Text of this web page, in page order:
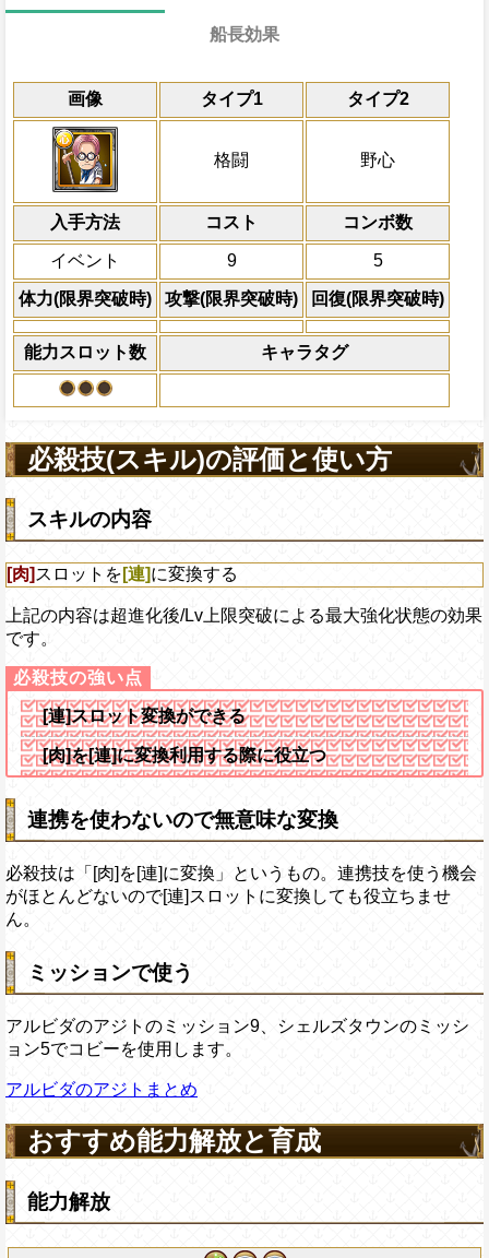
画像 タイプ1 タイプ2
格闘 野心
入手方法 コスト コンボ数
イベント 9 5
体力(限界突破時) 攻撃(限界突破時) 回復(限界突破時)
能力スロット数 キャラタグ
通常 13→7ターン 限界突破
通常時
スロットを
に変換する
共闘性能
船長効果
冒険開始時の必殺タ
キャラの攻撃を
にし、他の属性キャ
必殺技
ターン数：8
敵1体のHPを25%減
体力の上限を無視し
×30倍の全プレイヤー
(最大体力の2倍上限
えている時、体力満
になる)、全プレイヤ
アクション
2ターンの間敵全体
を30%下げ、野心タ
げる
船長効果
通常時
ターン終了後にキャラの回復×2倍の体力
Lv上限突破
必殺技(スキル)の評価と使い方
スキルの内容
[肉] スロットを [連]に変換する
上記の内容は超進化後/Lv上限突破による最大強化状態の効果
です。
[連]スロット変換ができる
[肉]を[連]に変換利用する際に役立つ
連携を使わないので無意味な変換
必殺技は「[肉]を[連]に変換」というもの。連携技を使う機会
がほとんどないので[連]スロットに変換しても役立ちませ
ん。
ミッションで使う
アルビダのアジトのミッション9、シェルズタウンのミッシ
ョン5でコビーを使用します。
アルビダのアジトまとめ
おすすめ能力解放と育成
能力解放